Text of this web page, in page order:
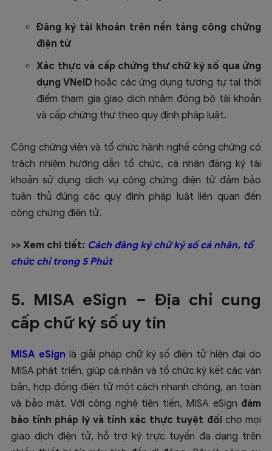
Đăng ký tài khoản trên nền tảng công chứng
điện tử
Xác thực và cấp chứng thư chữ ký số qua ứng
dụng VNeID hoặc các ứng dụng tương tự tại thời
điểm tham gia giao dịch nhằm đồng bộ tài khoản
và cấp chứng thư theo quy định pháp luật.
Công chứng viên và tổ chức hành nghề công chứng có
trách nhiệm hướng dẫn tổ chức, cá nhân đăng ký tài
khoản sử dụng dịch vụ công chứng điện tử đảm bảo
tuân thủ đúng các quy định pháp luật liên quan đến
công chứng điện tử.
>> Xem chi tiết: Cách đăng ký chữ ký số cá nhân, tổ
chức chỉ trong 5 Phút
5. MISA eSign – Địa chỉ cung
cấp chữ ký số uy tín
MISA eSign là giải pháp chữ ký số điện tử hiện đại do
MISA phát triển, giúp cá nhân và tổ chức ký kết các văn
bản, hợp đồng điện tử một cách nhanh chóng, an toàn
và bảo mật. Với công nghệ tiên tiến, MISA eSign đảm
bảo tính pháp lý và tính xác thực tuyệt đối cho mọi
giao dịch điện tử, hỗ trợ ký trực tuyến đa dạng trên